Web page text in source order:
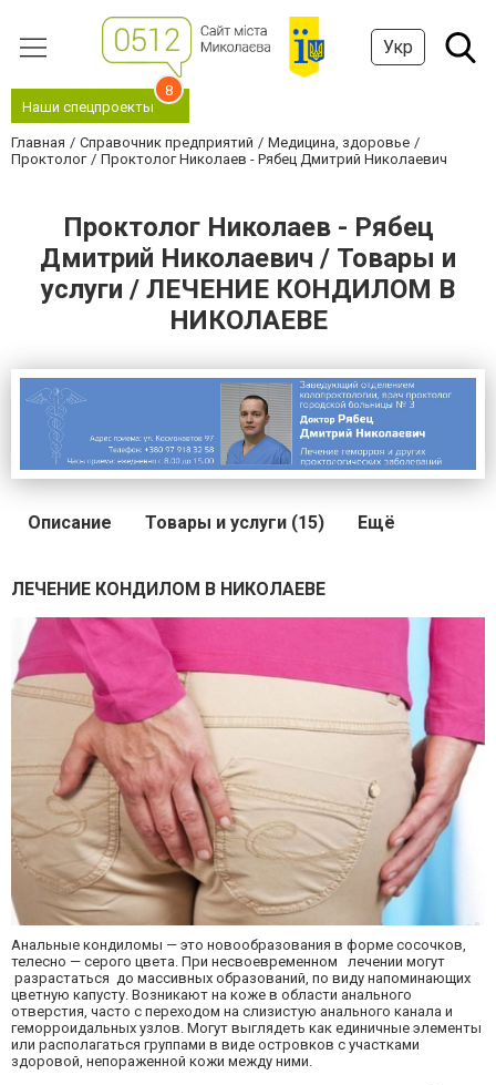
Укр
Наши спецпроекты
8
Главная Справочник предприятий
Медицина, здоровье
Проктолог
Проктолог Николаев - Рябец Дмитрий Николаевич
Проктолог Николаев - Рябец
Дмитрий Николаевич / Товары и
услуги / ЛЕЧЕНИЕ КОНДИЛОМ В
НИКОЛАЕВЕ
Описание Товары и услуги (15) Ещё
ЛЕЧЕНИЕ КОНДИЛОМ В НИКОЛАЕВЕ
Анальные кондиломы — это новообразования в форме сосочков,
телесно — серого цвета. При несвоевременном лечении могут
разрастаться до массивных образований, по виду напоминающих
цветную капусту. Возникают на коже в области анального
отверстия, часто с переходом на слизистую анального канала и
геморроидальных узлов. Могут выглядеть как единичные элементы
или располагаться группами в виде островков с участками
здоровой, непораженной кожи между ними.